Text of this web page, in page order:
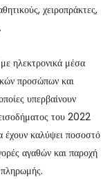
χειροπράκτες,
ηλεκτρονικά μέσα
προσώπων και
υπερβαίνουν
του 2022
έχουν καλύψει ποσοστό
αγαθών και παροχή